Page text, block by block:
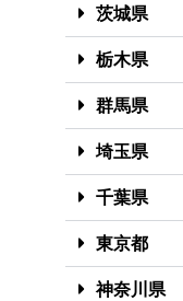
茨城県
栃木県
群馬県
埼玉県
千葉県
東京都
神奈川県